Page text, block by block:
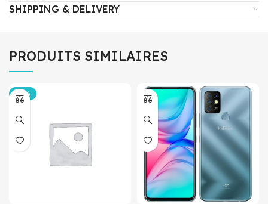
SHIPPING & DELIVERY
PRODUITS SIMILAIRES
-12%